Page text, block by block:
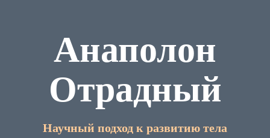
Анаполон
Отрадный
Научный подход к развитию тела